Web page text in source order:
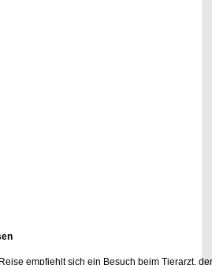
empfiehlt sich ein Besuch beim Tierarzt,